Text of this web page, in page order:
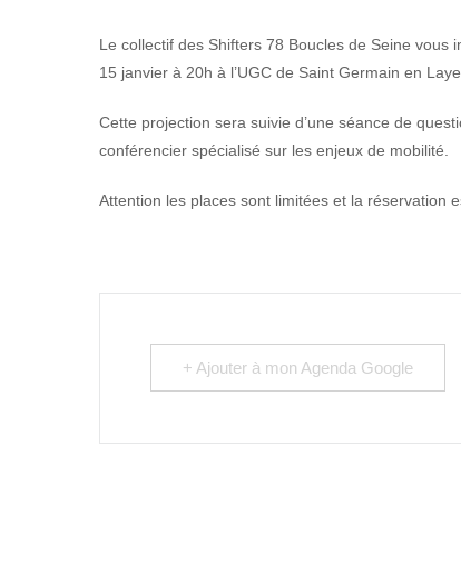
Le collectif des Shifters 78 Boucles de Seine vous
15 janvier à 20h à l’UGC de Saint Germain en
Cette projection sera suivie d’une séance de
conférencier spécialisé sur les enjeux de mobilité.
Attention les places sont limitées et la réservation
+ Ajouter à mon Agenda Google